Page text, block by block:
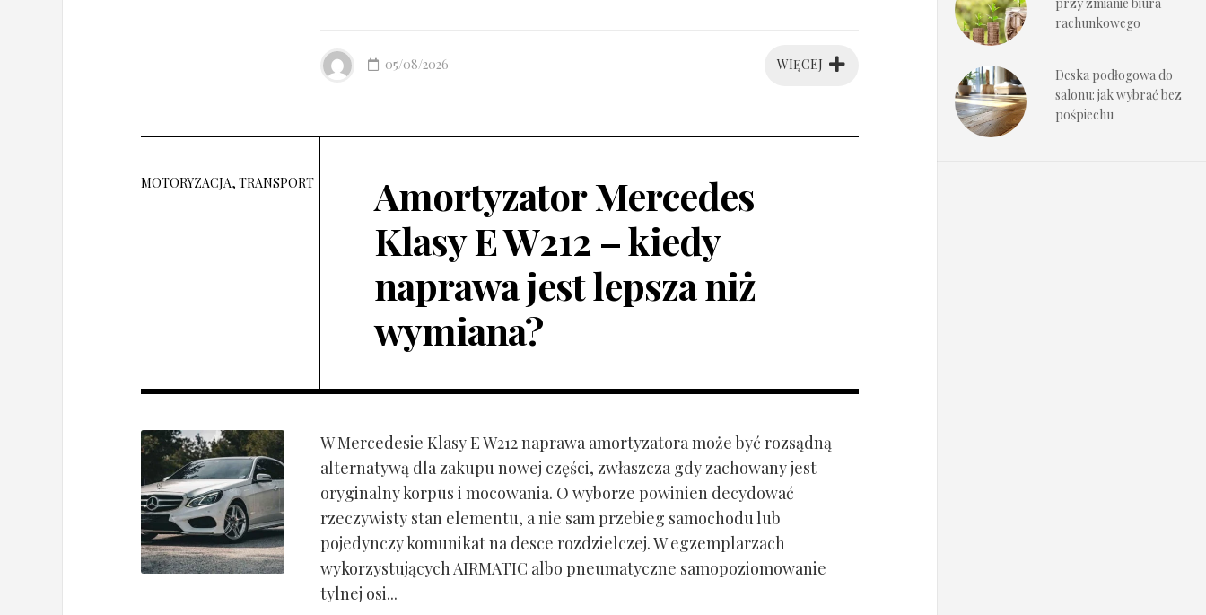
WIĘCEJ
05/08/2026
MOTORYZACJA, TRANSPORT
Amortyzator Mercedes
Klasy E W212 – kiedy
naprawa jest lepsza niż
wymiana?
W Mercedesie Klasy E W212 naprawa amortyzatora może być rozsądną
alternatywą dla zakupu nowej części, zwłaszcza gdy zachowany jest
oryginalny korpus i mocowania. O wyborze powinien decydować
rzeczywisty stan elementu, a nie sam przebieg samochodu lub
pojedynczy komunikat na desce rozdzielczej. W egzemplarzach
wykorzystujących AIRMATIC albo pneumatyczne samopoziomowanie
tylnej osi...
rachunkowego
Deska podłogowa do
salonu: jak wybrać bez
pośpiechu